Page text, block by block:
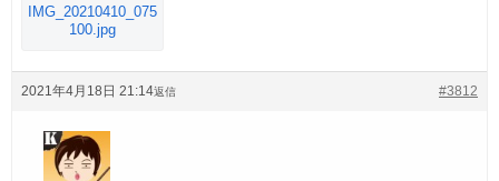
IMG_20210410_075
100.jpg
2021年4月18日 21:14 #3812
返信